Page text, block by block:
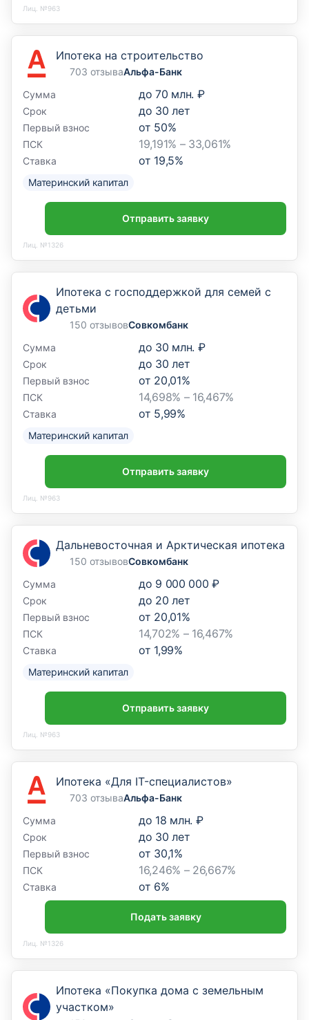
Лиц. №963
Ипотека на строительство
703 отзываАльфа-Банк
Сумма
до70 млн. ₽
Срок до 30 лет
Первый взнос от 50%
ПСК 19,191% – 33,061%
Ставка от 19,5%
Материнский капитал
Отправить заявку
Лиц. №1326
Ипотека с господдержкой для семей с
детьми
150 отзывовСовкомбанк
Сумма
до 30 млн. ₽
Срок до 30 лет
Первый взнос от 20,01%
ПСК 14,698% – 16,467%
Ставка от 5,99%
Материнский капитал
Отправить заявку
Лиц. №963
Дальневосточная и Арктическая ипотека
150 отзывовСовкомбанк
Сумма
до 9 000 000 ₽
Срок до 20 лет
Первый взнос от 20,01%
ПСК 14,702% – 16,467%
Ставка от 1,99%
Материнский капитал
Отправить заявку
Лиц. №963
Ипотека «Для IT-специалистов»
703 отзываАльфа-Банк
Сумма
до 18 млн. ₽
Срок до 30 лет
Первый взнос от 30,1%
ПСК 16,246% – 26,667%
Ставка от 6%
Подать заявку
Лиц. №1326
Ипотека «Покупка дома с земельным
участком»